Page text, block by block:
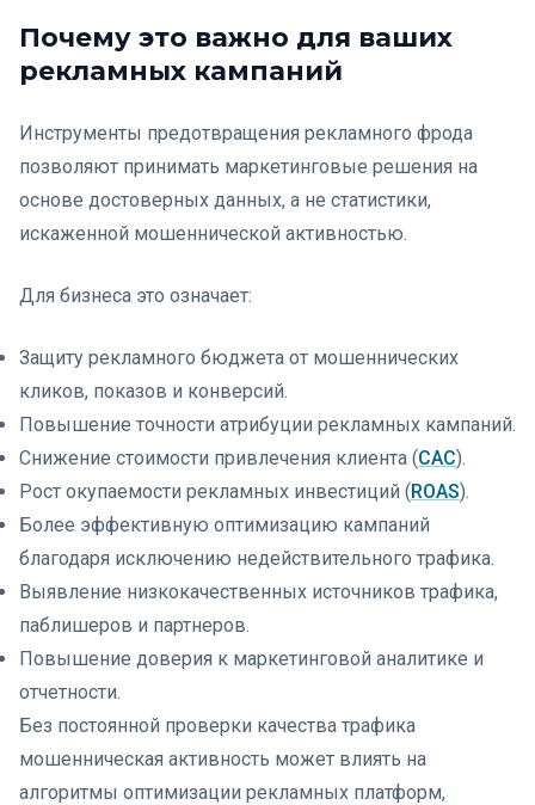
Почему это важно для ваших
рекламных кампаний
Инструменты предотвращения рекламного фрода
позволяют принимать маркетинговые решения на
основе достоверных данных, а не статистики,
искаженной мошеннической активностью.
Для бизнеса это означает:
Защиту рекламного бюджета от мошеннических
кликов, показов и конверсий.
Повышение точности атрибуции рекламных кампаний.
Снижение стоимости привлечения клиента (CAC).
Рост окупаемости рекламных инвестиций (ROAS).
Более эффективную оптимизацию кампаний
благодаря исключению недействительного трафика.
Выявление низкокачественных источников трафика,
паблишеров и партнеров.
Повышение доверия к маркетинговой аналитике и
отчетности.
Без постоянной проверки качества трафика
мошенническая активность может влиять на
алгоритмы оптимизации рекламных платформ,